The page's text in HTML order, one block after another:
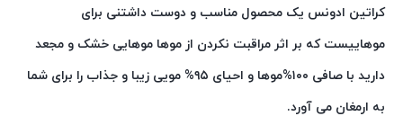
کراتین ادونس یک محصول مناسب و دوست داشتنی برای
موهاییست که بر اثر مراقبت نکردن از موها موهایی خشک و مجعد
دارید با صافی ۱۰۰%موها و احیای ۹۵% مویی زیبا و جذاب را برای شما
به ارمغان می آورد.